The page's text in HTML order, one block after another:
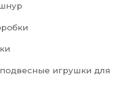
игрушки для